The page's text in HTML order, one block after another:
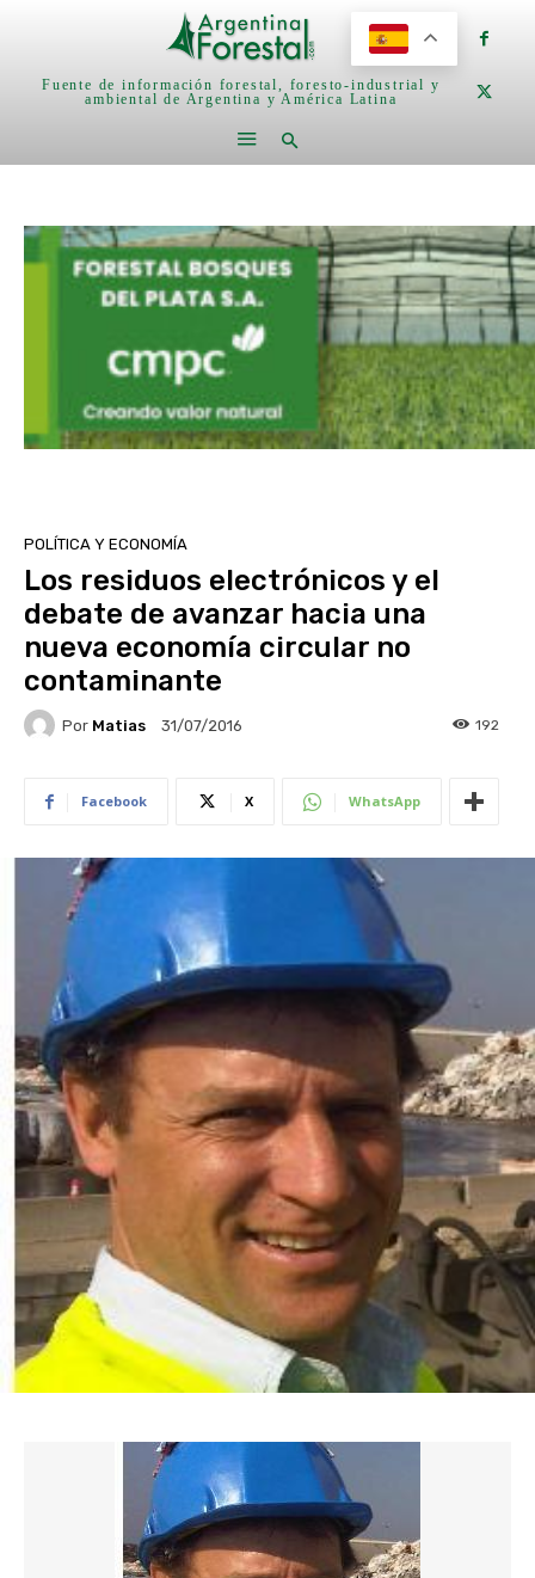
Fuente de información forestal, foresto-industrial y
ambiental de Argentina y América Latina
POLÍTICA Y ECONOMÍA
Los residuos electrónicos y el
debate de avanzar hacia una
nueva economía circular no
contaminante
Por Matias 31/07/2016 192
Facebook X WhatsApp